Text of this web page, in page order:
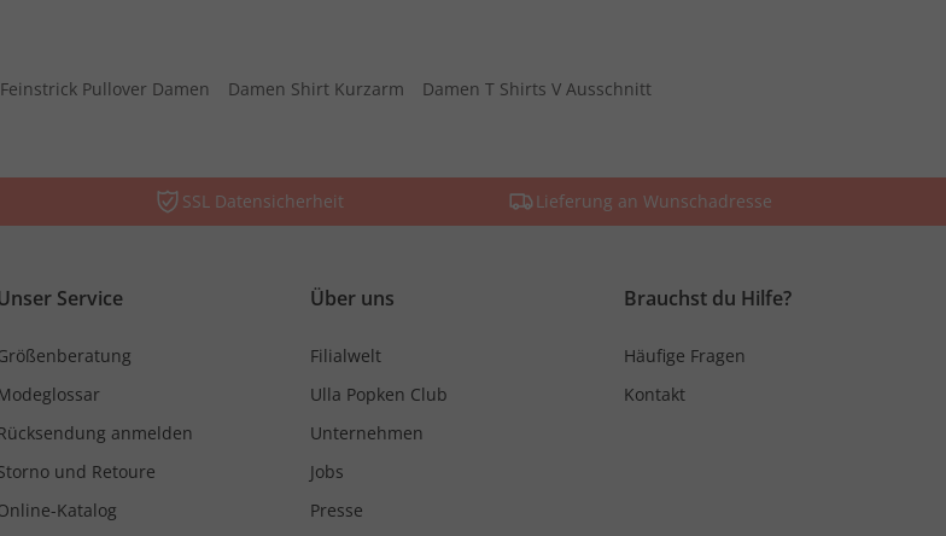
Feinstrick Pullover Damen Damen Shirt Kurzarm
Damen T Shirts V Ausschnitt
SSL Datensicherheit Lieferung an Wunschadresse
Service
anmelden
und Retoure
Katalog
Über uns
Filialwelt
Ulla Popken Club
Unternehmen
Jobs
Presse
Brauchst du Hilfe?
Häufige Fragen
Kontakt